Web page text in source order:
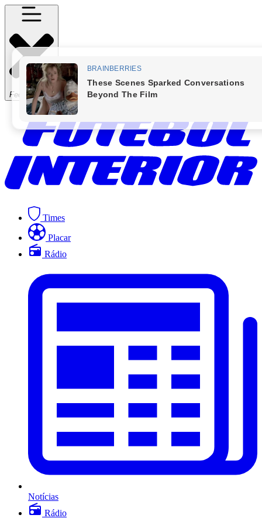
Fechar Menu
Times
Placar
Rádio
Notícias
Rádio